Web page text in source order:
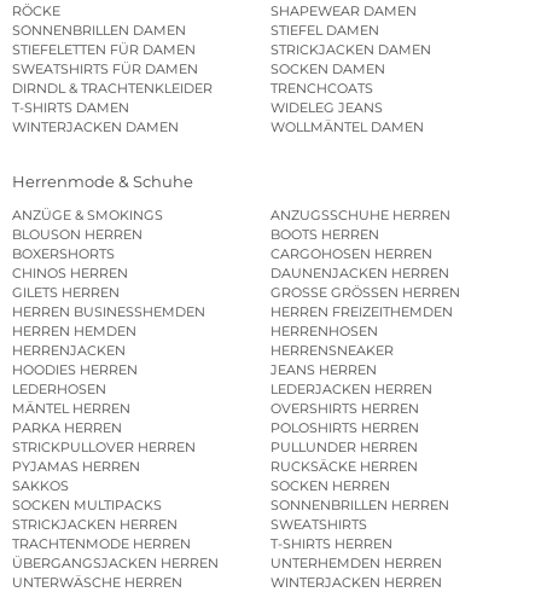
RÖCKE
SHAPEWEAR DAMEN
SONNENBRILLEN DAMEN
STIEFEL DAMEN
STIEFELETTEN FÜR DAMEN
STRICKJACKEN DAMEN
SWEATSHIRTS FÜR DAMEN
SOCKEN DAMEN
DIRNDL & TRACHTENKLEIDER
TRENCHCOATS
T-SHIRTS DAMEN
WIDELEG JEANS
WINTERJACKEN DAMEN
WOLLMÄNTEL DAMEN
Herrenmode & Schuhe
ANZÜGE & SMOKINGS
ANZUGSSCHUHE HERREN
BLOUSON HERREN
BOOTS HERREN
BOXERSHORTS
CARGOHOSEN HERREN
CHINOS HERREN
DAUNENJACKEN HERREN
GILETS HERREN
GROSSE GRÖSSEN HERREN
HERREN BUSINESSHEMDEN
HERREN FREIZEITHEMDEN
HERREN HEMDEN
HERRENHOSEN
HERRENJACKEN
HERRENSNEAKER
HOODIES HERREN
JEANS HERREN
LEDERHOSEN
LEDERJACKEN HERREN
MÄNTEL HERREN
OVERSHIRTS HERREN
PARKA HERREN
POLOSHIRTS HERREN
STRICKPULLOVER HERREN
PULLUNDER HERREN
PYJAMAS HERREN
RUCKSÄCKE HERREN
SAKKOS
SOCKEN HERREN
SOCKEN MULTIPACKS
SONNENBRILLEN HERREN
STRICKJACKEN HERREN
SWEATSHIRTS
TRACHTENMODE HERREN
T-SHIRTS HERREN
ÜBERGANGSJACKEN HERREN
UNTERHEMDEN HERREN
UNTERWÄSCHE HERREN
WINTERJACKEN HERREN